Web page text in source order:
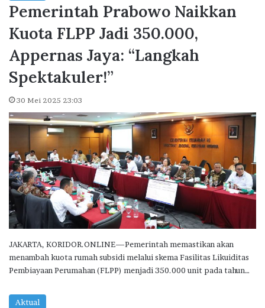
Pemerintah Prabowo Naikkan
Kuota FLPP Jadi 350.000,
Appernas Jaya: “Langkah
Spektakuler!”
30 Mei 2025 23:03
JAKARTA, KORIDOR.ONLINE—Pemerintah memastikan akan
menambah kuota rumah subsidi melalui skema Fasilitas Likuiditas
Pembiayaan Perumahan (FLPP) menjadi 350.000 unit pada tahun…
Aktual